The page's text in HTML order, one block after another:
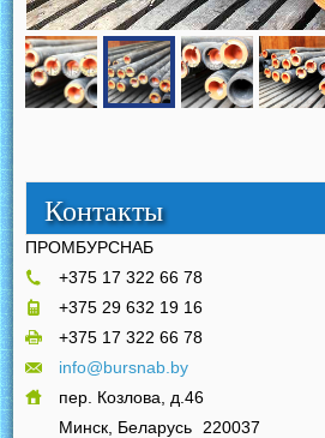
Контакты
ПРОМБУРСНАБ
+375 17 322 66 78
+375 29 632 19 16
+375 17 322 66 78
info@bursnab.by
пер. Козлова, д.46
Минск, Беларусь
220037